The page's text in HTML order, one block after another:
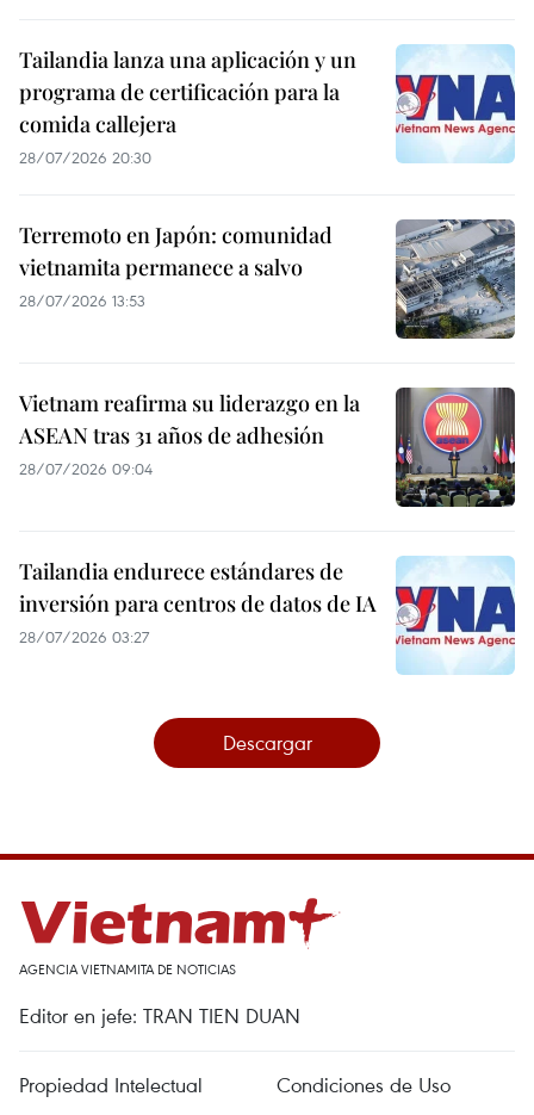
Tailandia lanza una aplicación y un
programa de certificación para la
comida callejera
28/07/2026 20:30
Terremoto en Japón: comunidad
vietnamita permanece a salvo
28/07/2026 13:53
Vietnam reafirma su liderazgo en la
ASEAN tras 31 años de adhesión
28/07/2026 09:04
Tailandia endurece estándares de
inversión para centros de datos de IA
28/07/2026 03:27
Descargar
AGENCIA VIETNAMITA DE NOTICIAS
Editor en jefe: TRAN TIEN DUAN
Propiedad Intelectual
Condiciones de Uso